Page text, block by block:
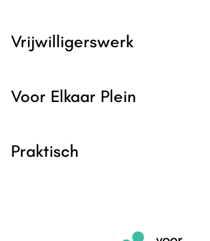
Vrijwilligerswerk
Voor Elkaar Plein
Praktisch